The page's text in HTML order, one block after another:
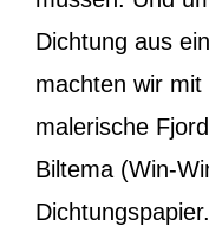
Dichtung aus
machten wir
malerische
Biltema (Win-